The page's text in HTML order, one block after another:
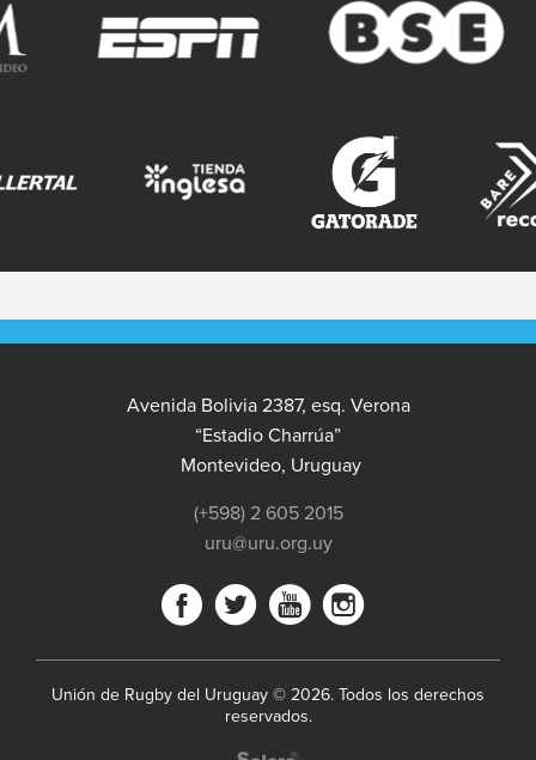
Avenida Bolivia 2387, esq. Verona
“Estadio Charrúa”
Montevideo, Uruguay
(+598) 2 605 2015
uru@uru.org.uy
Unión de Rugby del Uruguay © 2026. Todos los derechos
reservados.